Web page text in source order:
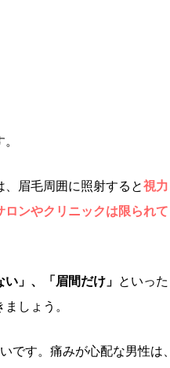
、眉毛周囲に照射すると視力
ンやクリニックは限られて
い」、「眉間だけ」 といった
しょう。
です。痛みが心配な男性は、